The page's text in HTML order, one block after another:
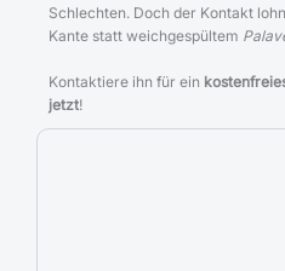
Schlechten. Doch der Kontakt
Kante statt weichgespültem
Kontaktiere ihn für ein
jetzt!